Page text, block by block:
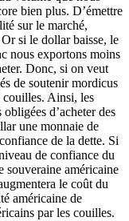
bien plus. D’émettre
sur le marché,
si le dollar baisse, le
nous exportons moins
Donc, si on veut
de soutenir mordicus
couilles. Ainsi, les
d’acheter des
une monnaie de
de la dette. Si
de confiance du
souveraine américaine
le coût du
américaine de
par les couilles.